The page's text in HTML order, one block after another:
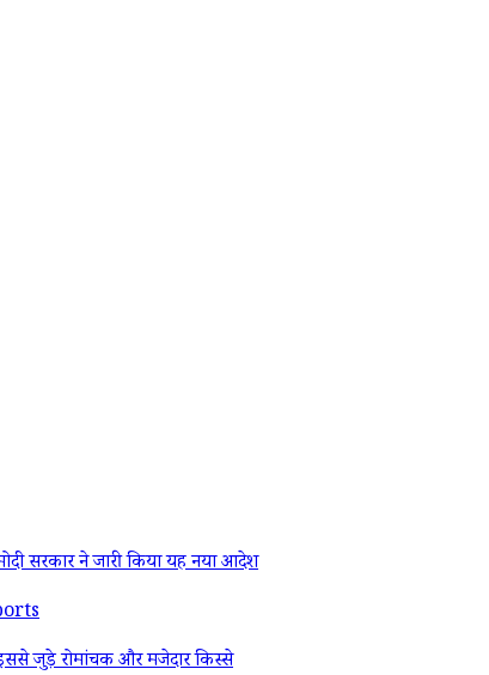
सरकार ने जारी किया यह नया आदेश
जुड़े रोमांचक और मजेदार किस्से